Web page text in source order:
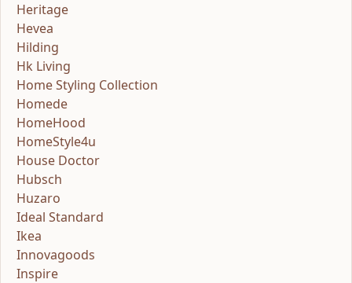
Heritage
Hevea
Hilding
Hk Living
Home Styling Collection
Homede
HomeHood
HomeStyle4u
House Doctor
Hubsch
Huzaro
Ideal Standard
Ikea
Innovagoods
Inspire